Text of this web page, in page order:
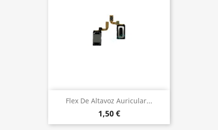
Flex De Altavoz Auricular...
1,50 €